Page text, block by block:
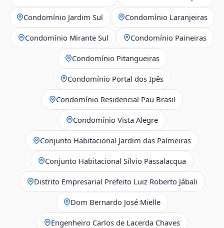
Condomínio Jardim Sul Condomínio Laranjeiras
Condomínio Mirante Sul Condomínio Paineiras
Condomínio Pitangueiras
Condomínio Portal dos Ipês
Condomínio Residencial Pau Brasil
Condomínio Vista Alegre
Conjunto Habitacional Jardim das Palmeiras
Conjunto Habitacional Sílvio Passalacqua
Distrito Empresarial Prefeito Luiz Roberto Jábali
Dom Bernardo José Mielle
Engenheiro Carlos de Lacerda Chaves